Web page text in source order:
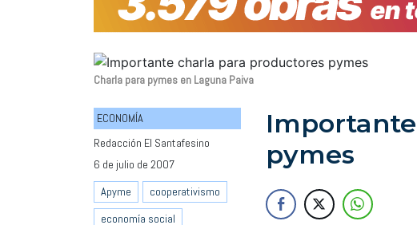
Charla para pymes en Laguna Paiva
ECONOMÍA
Redacción El Santafesino
6 de julio de 2007
Apyme
cooperativismo
economía social
pymes